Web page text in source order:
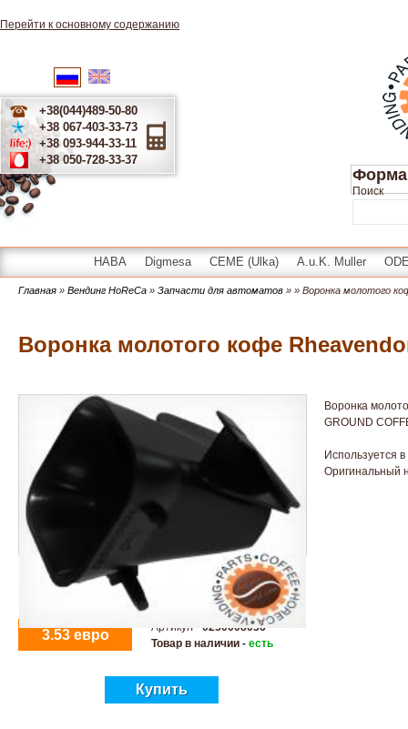
Перейти к основному содержанию
Русский
+38(044)489-50-80
+38 067-403-33-73
+38 093-944-33-11
+38 050-728-33-37
Форма
Поиск
HABA Digmesa CEME (Ulka) A.u.K. Muller
Главная » Вендинг HoReCa » Запчасти для автоматов » » Воронка молотого
Воронка молотого кофе
3.53 евро Артикул - 0250008036
Товар в наличии - есть
Купить
Воронка
GROUND
Используется
Оригинальный